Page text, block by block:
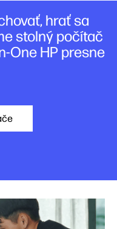
hrať sa
stolný počítač
One HP presne